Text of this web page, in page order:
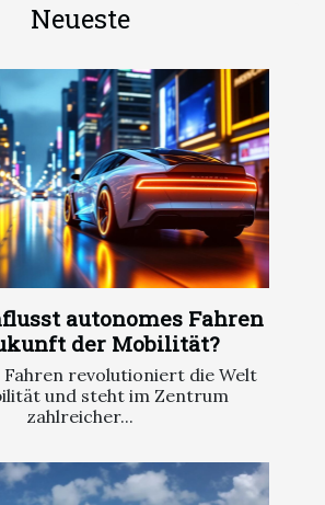
Neueste
autonomes Fahren
der Mobilität?
Fahren revolutioniert die Welt
und steht im Zentrum
zahlreicher...